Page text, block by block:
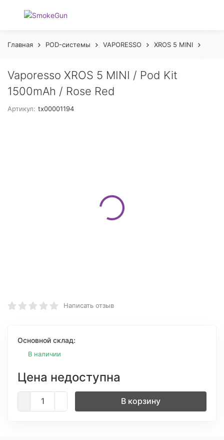
Главная POD-системы VAPORESSO XROS 5 MINI
Vaporesso XROS 5 MINI / Pod Kit
1500mAh / Rose Red
Артикул: tx00001194
Написать отзыв
Основной склад:
В наличии
Цена недоступна
В корзину